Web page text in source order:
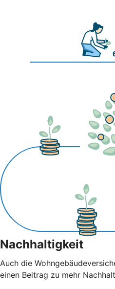
Nachhaltigkeit
Auch die
einen Beitrag zu mehr